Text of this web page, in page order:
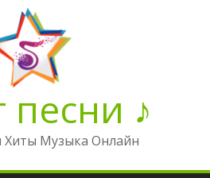
песни ♪
Хиты Музыка Онлайн